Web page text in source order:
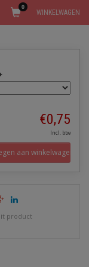
WINKELWAGEN
0
€0,75
Incl. btw
aan winkelwagen
product